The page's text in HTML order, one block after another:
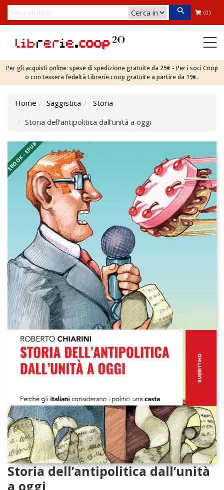
(0)
Per gli acquisti online: spese di spedizione gratuite da 25€ - Per i soci Coop
o con tessera fedeltà Librerie.coop gratuite a partire da 19€.
Home Saggistica
Storia
Storia dell’antipolitica dall’unità a oggi
EBOOK - EPUB
Storia dell’antipolitica dall’unità
a oggi